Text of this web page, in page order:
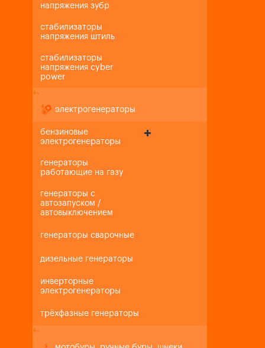
напряжения зубр
стабилизаторы
напряжения штиль
стабилизаторы
напряжения cyber
power
+-
электрогенераторы
бензиновые
электрогенераторы
генераторы
работающие на газу
генераторы с
автозапуском /
автовыключением
генераторы сварочные
дизельные генераторы
инверторные
электрогенераторы
трёхфазные генераторы
+-